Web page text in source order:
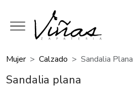
Mujer Calzado Sandalia Plana
Sandalia plana